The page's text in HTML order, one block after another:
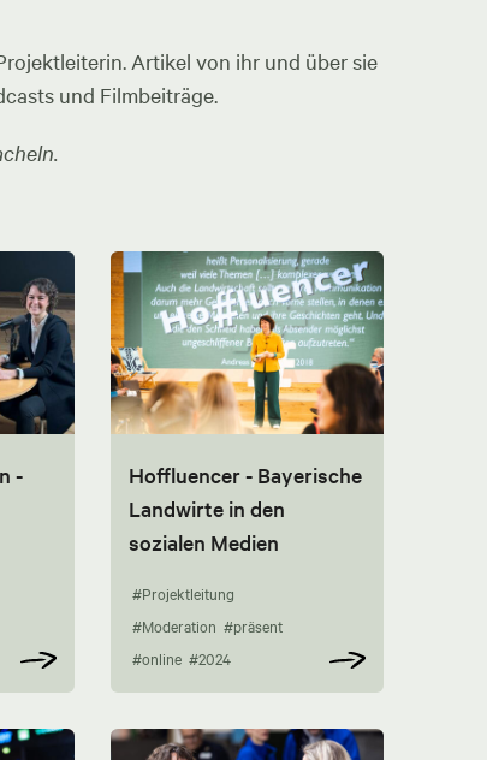
Artikel von ihr und über sie
und Filmbeiträge.
-
Hoffluencer - Bayerische
Landwirte in den
sozialen Medien
#Projektleitung
#Moderation #präsent
#online #2024